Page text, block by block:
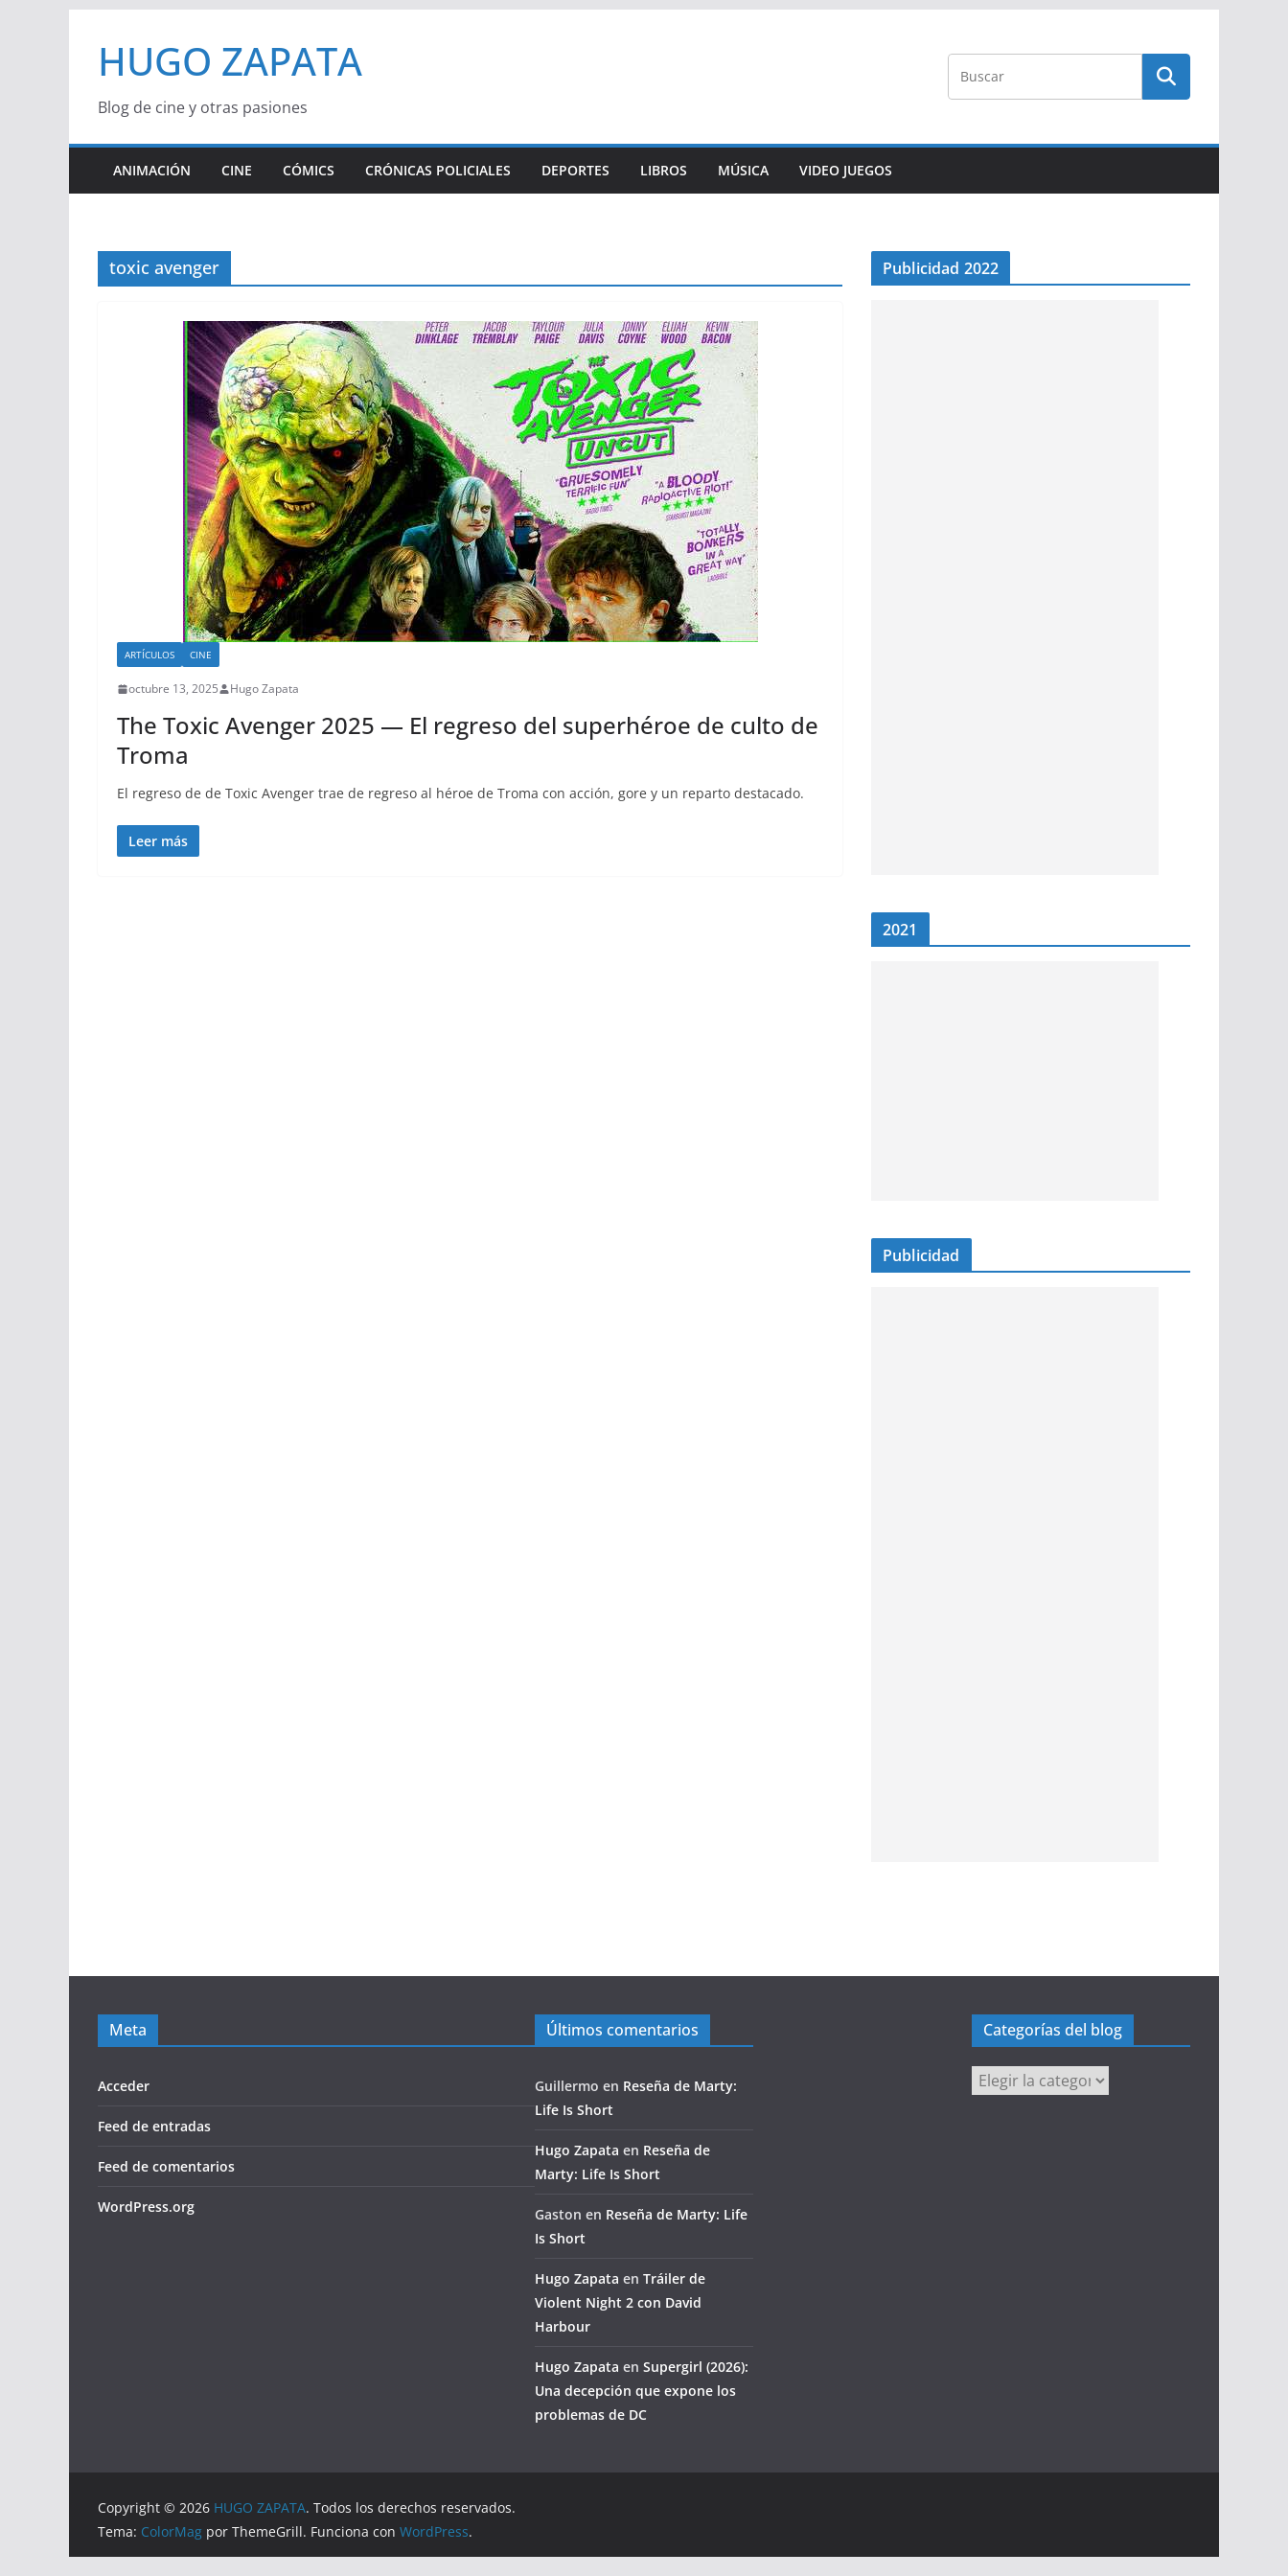
contenido
HUGO ZAPATA
Blog de cine y otras pasiones
ANIMACIÓN CINE CÓMICS CRÓNICAS POLICIALES DEPORTES LIBROS MÚSICA VIDEO JUEGOS
toxic avenger
ARTÍCULOS CINE
octubre 13, 2025 Hugo Zapata
The Toxic Avenger 2025 — El regreso del superhéroe de culto de
Troma
El regreso de de Toxic Avenger trae de regreso al héroe de Troma con acción, gore y un reparto destacado.
Leer más
Publicidad 2022
2021
Publicidad
Meta
Acceder
Feed de entradas
Feed de comentarios
WordPress.org
Últimos comentarios
Guillermo en Reseña de Marty:
Life Is Short
Hugo Zapata en Reseña de
Marty: Life Is Short
Gaston en Reseña de Marty: Life
Is Short
Hugo Zapata en Tráiler de
Violent Night 2 con David
Harbour
Hugo Zapata en Supergirl (2026):
Una decepción que expone los
problemas de DC
Categorías del blog
Categorías
del
Copyright © 2026 HUGO ZAPATA. Todos los derechos reservados.
Tema: ColorMag por ThemeGrill. Funciona con WordPress.